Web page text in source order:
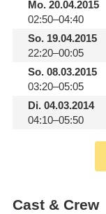
Mo.20.04.2015
02:50–04:40
So.19.04.2015
22:20–00:05
So.08.03.2015
03:20–05:05
Di.04.03.2014
04:10–05:50
Cast & Crew